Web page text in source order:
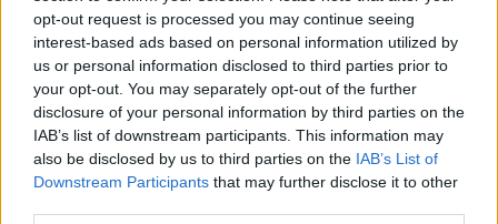
opt-out request is processed you may continue seeing
interest-based ads based on personal information utilized by
us or personal information disclosed to third parties prior to
your opt-out. You may separately opt-out of the further
disclosure of your personal information by third parties on the
IAB’s list of downstream participants. This information may
also be disclosed by us to third parties on the IAB’s List of
Downstream Participants that may further disclose it to other
23:00
GOSSIP - LIFESTYLE
Η Μπάρμπρα Στρέιζαντ υπογράφει το πρώτο
της παιδικό βιβλίο
22:49
ΑΘΛΗΤΙΚΑ
Europa League: Η Άντερλεχτ νίκησε 1-0 τον
ΠΑΟΚ στην Τούμπα κι όλα θα κριθούν στις
ΕΛΛΑΔΑ
Κυψέλη: «Δεν είναι άρνηση, αλλά
επιφύλαξη» -Γιατί ο 26χρονος